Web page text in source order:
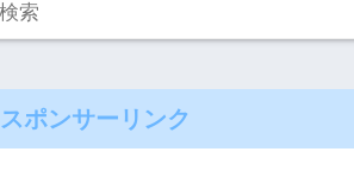
スポンサーリンク